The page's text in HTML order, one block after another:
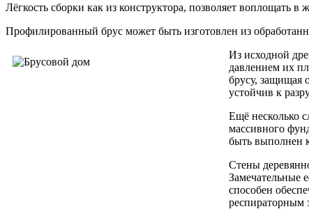
Лёгкость сборки как из конструктора, позволяет воплощать
Профилированный брус может быть изготовлен из
Из исходной
давлением их
брусу, защищая
устойчив к
Ещё несколько
массивного
быть выполнен
Стены
Замечательные
способен
респираторным